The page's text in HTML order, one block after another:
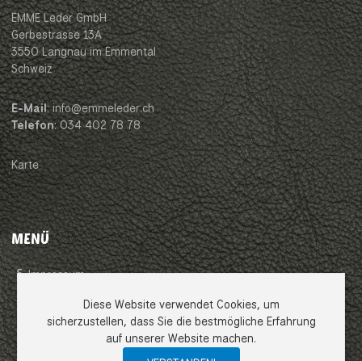
EMME Leder GmbH
Gerbestrasse 13A
3550 Langnau im Emmental
Schweiz
E-Mail: info@emmeleder.ch
Telefon: 034 402 78 78
Karte
MENÜ
Impressum
Datenschutzerklärung
Diese Website verwendet Cookies, um
sicherzustellen, dass Sie die bestmögliche Erfahrung
auf unserer Website machen.